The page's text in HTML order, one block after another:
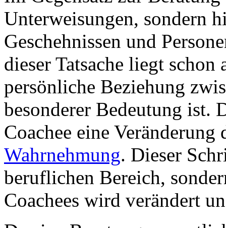
Unterweisungen, sondern
Geschehnissen und
dieser Tatsache liegt schon
persönliche Beziehung
besonderer Bedeutung ist.
Coachee eine Veränderung
Wahrnehmung. Dieser
beruflichen Bereich,
Coachees wird verändert